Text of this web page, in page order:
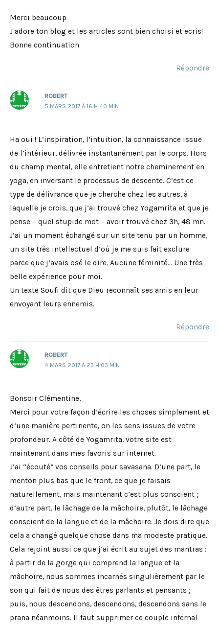
Merci beaucoup
J adore ton blog et les articles sont bien choisi et ecris!
Bonne continuation
Répondre
ROBERT
5 MARS 2017 À 16 H 40 MIN
Ha oui ! L’inspiration, l’intuition, la connaissance issue
de l’intérieur, délivrée instantanément par le corps. Hors
du champ mental, elle entretient notre cheminement en
yoga, en inversant le processus de descente. C’est ce
type de délivrance que je cherche chez les autres, à
laquelle je crois, que j’ai trouvé chez Yogamrita et que je
pense – quel stupide mot – avoir trouvé chez 3h, 48 mn.
J’ai un moment échangé sur un site tenu par un homme,
un site très intellectuel d’où je me suis fait exclure
parce que j’avais osé le dire. Aucune féminité… Une très
belle expérience pour moi.
Un texte Soufi dit que Dieu reconnaît ses amis en leur
envoyant leurs ennemis.
Répondre
ROBERT
4 MARS 2017 À 23 H 03 MIN
Bonsoir Clémentine,
Merci pour votre façon d’écrire les choses simplement et
d’une manière pertinente, on les sens issues de votre
profondeur. A côté de Yogamrita, votre site est
maintenant dans mes favoris sur internet.
J’ai “écouté” vos conseils pour savasana. D’une part, le
menton plus bas que le front, ce que je faisais
naturellement, mais maintenant c’est plus conscient ;
d’autre part, le lâchage de la mâchoire, plutôt, le lâchage
conscient de la langue et de la mâchoire. Je dois dire que
cela a changé quelque chose dans ma modeste pratique.
Cela rejoint aussi ce que j’ai écrit au sujet des mantras :
à partir de la gorge qui comprend la langue et la
mâchoire, nous sommes incarnés singulièrement par le
son qui fait de nous des êtres parlants et pensants ;
puis, nous descendons, descendons, descendons sans le
prana néanmoins. Il faut supprimer ce couple infernal